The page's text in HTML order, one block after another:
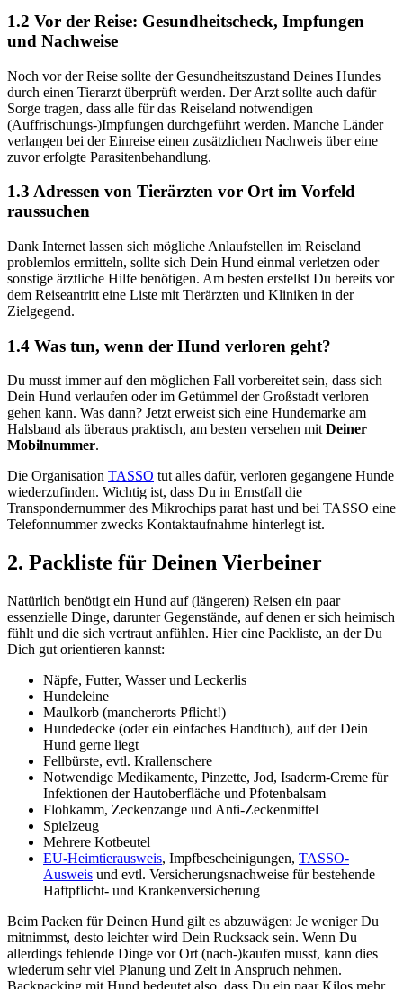
1.2 Vor der Reise: Gesundheitscheck, Impfungen
und Nachweise
Noch vor der Reise sollte der Gesundheitszustand Deines Hundes
durch einen Tierarzt überprüft werden. Der Arzt sollte auch dafür
Sorge tragen, dass alle für das Reiseland notwendigen
(Auffrischungs-)Impfungen durchgeführt werden. Manche Länder
verlangen bei der Einreise einen zusätzlichen Nachweis über eine
zuvor erfolgte Parasitenbehandlung.
1.3 Adressen von Tierärzten vor Ort im Vorfeld
raussuchen
Dank Internet lassen sich mögliche Anlaufstellen im Reiseland
problemlos ermitteln, sollte sich Dein Hund einmal verletzen oder
sonstige ärztliche Hilfe benötigen. Am besten erstellst Du bereits vor
dem Reiseantritt eine Liste mit Tierärzten und Kliniken in der
Zielgegend.
1.4 Was tun, wenn der Hund verloren geht?
Du musst immer auf den möglichen Fall vorbereitet sein, dass sich
Dein Hund verlaufen oder im Getümmel der Großstadt verloren
gehen kann. Was dann? Jetzt erweist sich eine Hundemarke am
Halsband als überaus praktisch, am besten versehen mit Deiner
Mobilnummer.
Die Organisation TASSO tut alles dafür, verloren gegangene Hunde
wiederzufinden. Wichtig ist, dass Du in Ernstfall die
Transpondernummer des Mikrochips parat hast und bei TASSO eine
Telefonnummer zwecks Kontaktaufnahme hinterlegt ist.
2. Packliste für Deinen Vierbeiner
Natürlich benötigt ein Hund auf (längeren) Reisen ein paar
essenzielle Dinge, darunter Gegenstände, auf denen er sich heimisch
fühlt und die sich vertraut anfühlen. Hier eine Packliste, an der Du
Dich gut orientieren kannst:
Näpfe, Futter, Wasser und Leckerlis
Hundeleine
Maulkorb (mancherorts Pflicht!)
Hundedecke (oder ein einfaches Handtuch), auf der Dein
Hund gerne liegt
Fellbürste, evtl. Krallenschere
Notwendige Medikamente, Pinzette, Jod, Isaderm-Creme für
Infektionen der Hautoberfläche und Pfotenbalsam
Flohkamm, Zeckenzange und Anti-Zeckenmittel
Spielzeug
Mehrere Kotbeutel
EU-Heimtierausweis, Impfbescheinigungen, TASSO-
Ausweis und evtl. Versicherungsnachweise für bestehende
Haftpflicht- und Krankenversicherung
Beim Packen für Deinen Hund gilt es abzuwägen: Je weniger Du
mitnimmst, desto leichter wird Dein Rucksack sein. Wenn Du
allerdings fehlende Dinge vor Ort (nach-)kaufen musst, kann dies
wiederum sehr viel Planung und Zeit in Anspruch nehmen.